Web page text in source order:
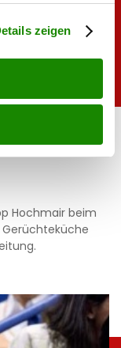
zeigen
Hochmair beim